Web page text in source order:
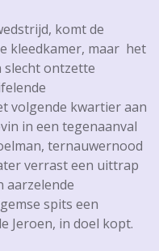
komt de
kleedkamer, maar het
slecht ontzette
volgende kwartier aan
in een tegenaanval
ternauwernood
verrast een uittrap
aarzelende
spits een
Jeroen, in doel kopt.